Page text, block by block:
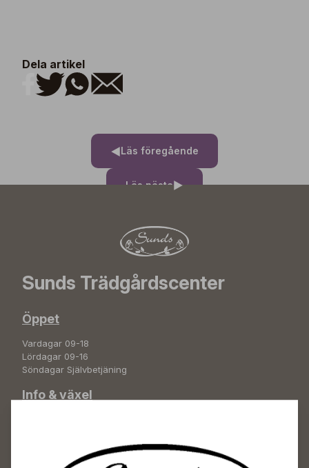
Dela artikel
Läs föregående
Läs nästa
Sunds Trädgårdscenter
Öppet
Vardagar 09-18
Lördagar 09-16
Söndagar Självbetjäning
Info & växel